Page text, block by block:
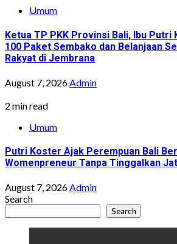
Umum
Ketua TP PKK Provinsi Bali, Ibu Putri
100 Paket Sembako dan Belanjaan
Rakyat di Jembrana
August 7, 2026Admin
2 min read
Umum
Putri Koster Ajak Perempuan Bali
Womenpreneur Tanpa Tinggalkan
August 7, 2026Admin
Search
Search